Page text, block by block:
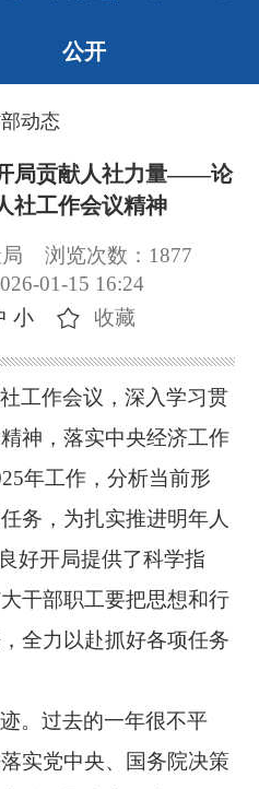
公开
动态
局贡献人社力量——论
社工作会议精神
浏览次数： 1877
01-15 16:24
小 收藏
工作会议，深入学习贯
神，落实中央经济工作
年工作，分析当前形
务，为扎实推进明年人
好开局提供了科学指
干部职工要把思想和行
全力以赴抓好各项任务
。过去的一年很不平
实党中央、国务院决策